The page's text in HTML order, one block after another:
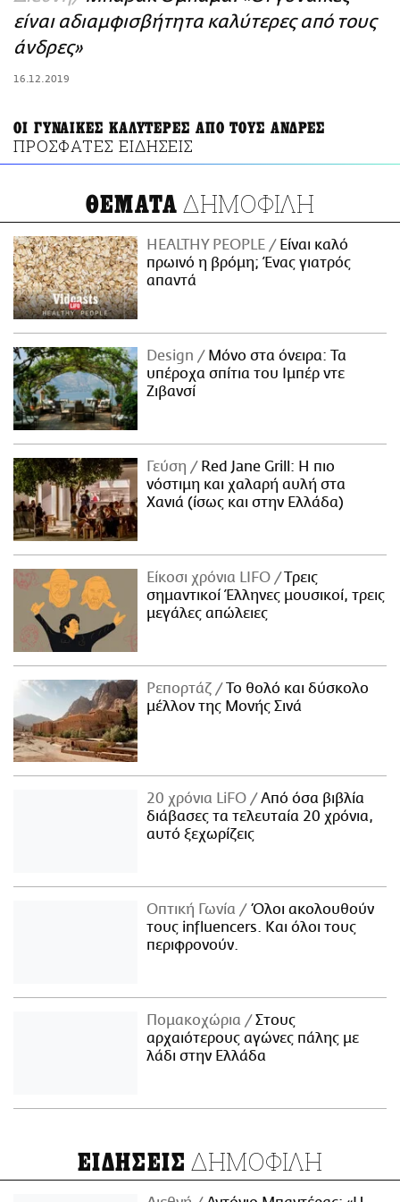
ΑΜΠΑ
PRINT
είναι αδιαμφισβήτητα καλύτερες από τους
άνδρες»
16.12.2019
ΟΙ ΓΥΝΑΙΚΕΣ ΚΑΛΥΤΕΡΕΣ ΑΠΟ ΤΟΥΣ ΑΝΔΡΕΣ
ΠΡΟΣΦΑΤΕΣ ΕΙΔΗΣΕΙΣ
ΘΕΜΑΤΑ ΔΗΜΟΦΙΛΗ
HEALTHY PEOPLE
Είναι καλό
πρωινό η βρόμη; Ένας γιατρός
απαντά
Design
Μόνο στα όνειρα: Τα
υπέροχα σπίτια του Ιμπέρ ντε
Ζιβανσί
Γεύση
Red Jane Grill: Η πιο
νόστιμη και χαλαρή αυλή στα
Χανιά (ίσως και στην Ελλάδα)
Είκοσι χρόνια LIFO
Tρεις
σημαντικοί Έλληνες μουσικοί, τρεις
μεγάλες απώλειες
Ρεπορτάζ
Το θολό και δύσκολο
μέλλον της Μονής Σινά
20 χρόνια LiFO
Από όσα βιβλία
διάβασες τα τελευταία 20 χρόνια,
αυτό ξεχωρίζεις
Οπτική Γωνία
Όλοι ακολουθούν
τους influencers. Και όλοι τους
περιφρονούν.
Πομακοχώρια
Στους
αρχαιότερους αγώνες πάλης με
λάδι στην Ελλάδα
ΕΙΔΗΣΕΙΣ ΔΗΜΟΦΙΛΗ